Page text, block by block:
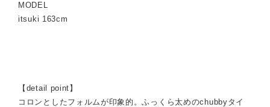
MODEL
itsuki 163cm
【detail point】
コロンとしたフォルムが印象的。ふっくら太めのchubbyタイ